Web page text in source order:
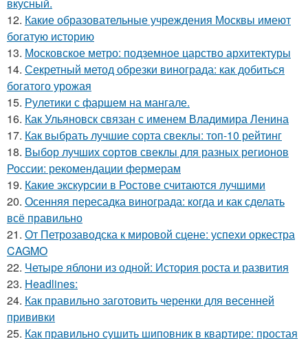
12. Какие образовательные учреждения Москвы имеют
богатую историю
13. Московское метро: подземное царство архитектуры
14. Секретный метод обрезки винограда: как добиться
богатого урожая
15. Рулетики с фаршем на мангале.
16. Как Ульяновск связан с именем Владимира Ленина
17. Как выбрать лучшие сорта свеклы: топ-10 рейтинг
18. Выбор лучших сортов свеклы для разных регионов
России: рекомендации фермерам
19. Какие экскурсии в Ростове считаются лучшими
20. Осенняя пересадка винограда: когда и как сделать
всё правильно
21. От Петрозаводска к мировой сцене: успехи оркестра
CAGMO
22. Четыре яблони из одной: История роста и развития
23. Headlines:
24. Как правильно заготовить черенки для весенней
прививки
25. Как правильно сушить шиповник в квартире: простая